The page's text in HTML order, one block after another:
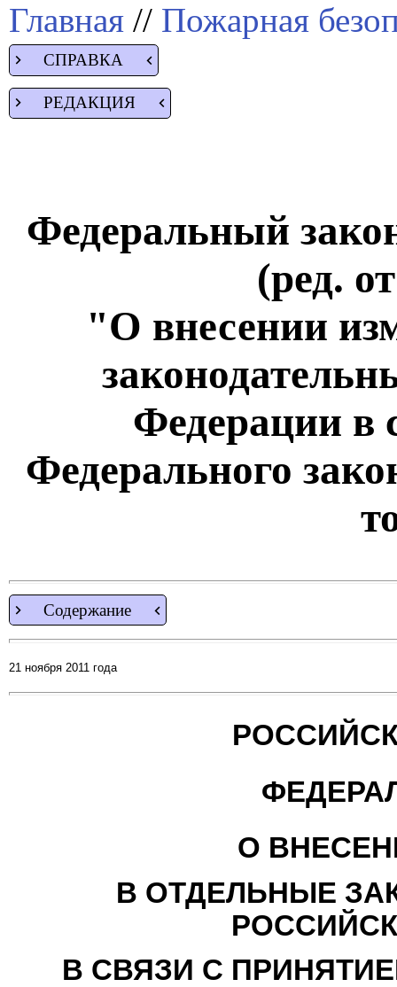
Главная // Пожарная
СПРАВКА
РЕДАКЦИЯ
Федеральный
(ред.
"О внесении
Федерации в
Федерального
Содержание
21 ноября 2011 года
О
В ОТДЕЛЬНЫЕ
В СВЯЗИ С